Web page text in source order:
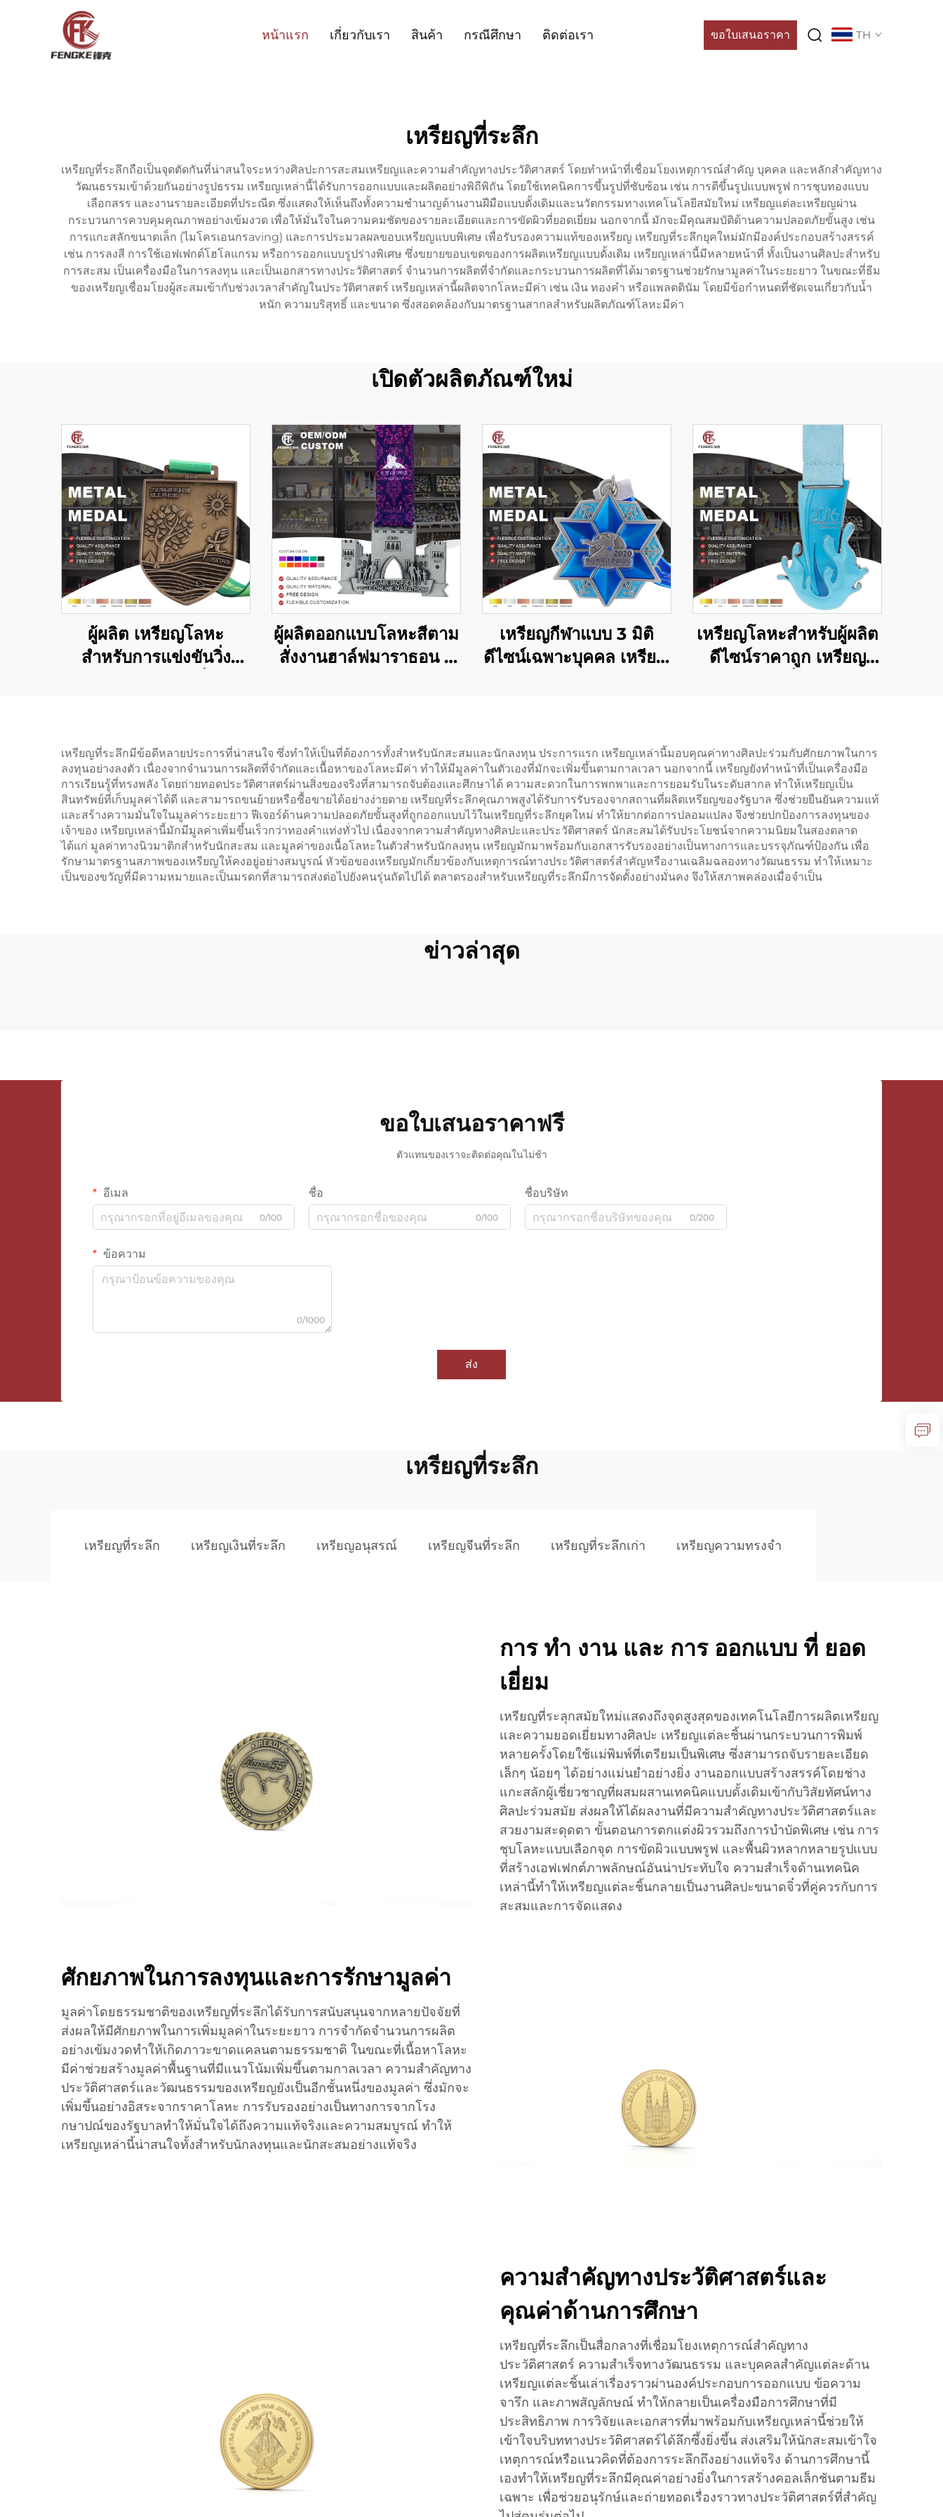
หน้าแรก เกี่ยวกับเรา สินค้า กรณีศึกษา ติดต่อเรา ขอใบเสนอราคา TH
เหรียญที่ระลึก
เหรียญที่ระลึกถือเป็นจุดตัดกันที่น่าสนใจระหว่างศิลปะการสะสมเหรียญและความสำคัญทางประวัติศาสตร์ โดยทำหน้าที่เชื่อมโยงเหตุการณ์สำคัญ บุคคล และหลักสำคัญทาง
วัฒนธรรมเข้าด้วยกันอย่างรูปธรรม เหรียญเหล่านี้ได้รับการออกแบบและผลิตอย่างพิถีพิถัน โดยใช้เทคนิคการขึ้นรูปที่ซับซ้อน เช่น การตีขึ้นรูปแบบพรูฟ การชุบทองแบบ
เลือกสรร และงานรายละเอียดที่ประณีต ซึ่งแสดงให้เห็นถึงทั้งความชำนาญด้านงานฝีมือแบบดั้งเดิมและนวัตกรรมทางเทคโนโลยีสมัยใหม่ เหรียญแต่ละเหรียญผ่าน
กระบวนการควบคุมคุณภาพอย่างเข้มงวด เพื่อให้มั่นใจในความคมชัดของรายละเอียดและการขัดผิวที่ยอดเยี่ยม นอกจากนี้ มักจะมีคุณสมบัติด้านความปลอดภัยขั้นสูง เช่น
การแกะสลักขนาดเล็ก (ไมโครเอนกรaving) และการประมวลผลขอบเหรียญแบบพิเศษ เพื่อรับรองความแท้ของเหรียญ เหรียญที่ระลึกยุคใหม่มักมีองค์ประกอบสร้างสรรค์
เช่น การลงสี การใช้เอฟเฟกต์โฮโลแกรม หรือการออกแบบรูปร่างพิเศษ ซึ่งขยายขอบเขตของการผลิตเหรียญแบบดั้งเดิม เหรียญเหล่านี้มีหลายหน้าที่ ทั้งเป็นงานศิลปะสำหรับ
การสะสม เป็นเครื่องมือในการลงทุน และเป็นเอกสารทางประวัติศาสตร์ จำนวนการผลิตที่จำกัดและกระบวนการผลิตที่ได้มาตรฐานช่วยรักษามูลค่าในระยะยาว ในขณะที่ธีม
ของเหรียญเชื่อมโยงผู้สะสมเข้ากับช่วงเวลาสำคัญในประวัติศาสตร์ เหรียญเหล่านี้ผลิตจากโลหะมีค่า เช่น เงิน ทองคำ หรือแพลตตินัม โดยมีข้อกำหนดที่ชัดเจนเกี่ยวกับน้ำ
หนัก ความบริสุทธิ์ และขนาด ซึ่งสอดคล้องกับมาตรฐานสากลสำหรับผลิตภัณฑ์โลหะมีค่า
เปิดตัวผลิตภัณฑ์ใหม่
ผู้ผลิต เหรียญโลหะ
สำหรับการแข่งขันวิ่ง
ผู้ผลิตออกแบบโลหะสีตาม
สั่งงานฮาล์ฟมาราธอน 5
เหรียญกีฬาแบบ 3 มิติ
ดีไซน์เฉพาะบุคคล เหรียญ
เหรียญโลหะสำหรับผู้ผลิต
ดีไซน์ราคาถูก เหรียญ
เหรียญที่ระลึกมีข้อดีหลายประการที่น่าสนใจ ซึ่งทำให้เป็นที่ต้องการทั้งสำหรับนักสะสมและนักลงทุน ประการแรก เหรียญเหล่านี้มอบคุณค่าทางศิลปะร่วมกับศักยภาพในการ
ลงทุนอย่างลงตัว เนื่องจากจำนวนการผลิตที่จำกัดและเนื้อหาของโลหะมีค่า ทำให้มีมูลค่าในตัวเองที่มักจะเพิ่มขึ้นตามกาลเวลา นอกจากนี้ เหรียญยังทำหน้าที่เป็นเครื่องมือ
การเรียนรู้ที่ทรงพลัง โดยถ่ายทอดประวัติศาสตร์ผ่านสิ่งของจริงที่สามารถจับต้องและศึกษาได้ ความสะดวกในการพกพาและการยอมรับในระดับสากล ทำให้เหรียญเป็น
สินทรัพย์ที่เก็บมูลค่าได้ดี และสามารถขนย้ายหรือซื้อขายได้อย่างง่ายดาย เหรียญที่ระลึกคุณภาพสูงได้รับการรับรองจากสถานที่ผลิตเหรียญของรัฐบาล ซึ่งช่วยยืนยันความแท้
และสร้างความมั่นใจในมูลค่าระยะยาว ฟีเจอร์ด้านความปลอดภัยขั้นสูงที่ถูกออกแบบไว้ในเหรียญที่ระลึกยุคใหม่ ทำให้ยากต่อการปลอมแปลง จึงช่วยปกป้องการลงทุนของ
เจ้าของ เหรียญเหล่านี้มักมีมูลค่าเพิ่มขึ้นเร็วกว่าทองคำแท่งทั่วไป เนื่องจากความสำคัญทางศิลปะและประวัติศาสตร์ นักสะสมได้รับประโยชน์จากความนิยมในสองตลาด
ได้แก่ มูลค่าทางนิวมาติกสำหรับนักสะสม และมูลค่าของเนื้อโลหะในตัวสำหรับนักลงทุน เหรียญมักมาพร้อมกับเอกสารรับรองอย่างเป็นทางการและบรรจุภัณฑ์ป้องกัน เพื่อ
รักษามาตรฐานสภาพของเหรียญให้คงอยู่อย่างสมบูรณ์ หัวข้อของเหรียญมักเกี่ยวข้องกับเหตุการณ์ทางประวัติศาสตร์สำคัญหรืองานเฉลิมฉลองทางวัฒนธรรม ทำให้เหมาะ
เป็นของขวัญที่มีความหมายและเป็นมรดกที่สามารถส่งต่อไปยังคนรุ่นถัดไปได้ ตลาดรองสำหรับเหรียญที่ระลึกมีการจัดตั้งอย่างมั่นคง จึงให้สภาพคล่องเมื่อจำเป็น
ข่าวล่าสุด
ขอใบเสนอราคาฟรี
ตัวแทนของเราจะติดต่อคุณในไม่ช้า
อีเมล
0/100
ชื่อ
0/100
ชื่อบริษัท
0/200
ข้อความ
0/1000
ส่ง
เหรียญที่ระลึก
เหรียญที่ระลึก เหรียญเงินที่ระลึก เหรียญอนุสรณ์ เหรียญจีนที่ระลึก เหรียญที่ระลึกเก่า เหรียญความทรงจำ
การ ทํา งาน และ การ ออกแบบ ที่ ยอด
เยี่ยม
เหรียญที่ระลุกสมัยใหม่แสดงถึงจุดสูงสุดของเทคโนโลยีการผลิตเหรียญ
และความยอดเยี่ยมทางศิลปะ เหรียญแต่ละชิ้นผ่านกระบวนการพิมพ์
หลายครั้งโดยใช้แม่พิมพ์ที่เตรียมเป็นพิเศษ ซึ่งสามารถจับรายละเอียด
เล็กๆ น้อยๆ ได้อย่างแม่นยำอย่างยิ่ง งานออกแบบสร้างสรรค์โดยช่าง
แกะสลักผู้เชี่ยวชาญที่ผสมผสานเทคนิคแบบดั้งเดิมเข้ากับวิสัยทัศน์ทาง
ศิลปะร่วมสมัย ส่งผลให้ได้ผลงานที่มีความสำคัญทางประวัติศาสตร์และ
สวยงามสะดุดตา ขั้นตอนการตกแต่งผิวรวมถึงการบำบัดพิเศษ เช่น การ
ชุบโลหะแบบเลือกจุด การขัดผิวแบบพรูฟ และพื้นผิวหลากหลายรูปแบบ
ที่สร้างเอฟเฟกต์ภาพลักษณ์อันน่าประทับใจ ความสำเร็จด้านเทคนิค
เหล่านี้ทำให้เหรียญแต่ละชิ้นกลายเป็นงานศิลปะขนาดจิ๋วที่คู่ควรกับการ
สะสมและการจัดแสดง
ศักยภาพในการลงทุนและการรักษามูลค่า
มูลค่าโดยธรรมชาติของเหรียญที่ระลึกได้รับการสนับสนุนจากหลายปัจจัยที่
ส่งผลให้มีศักยภาพในการเพิ่มมูลค่าในระยะยาว การจำกัดจำนวนการผลิต
อย่างเข้มงวดทำให้เกิดภาวะขาดแคลนตามธรรมชาติ ในขณะที่เนื้อหาโลหะ
มีค่าช่วยสร้างมูลค่าพื้นฐานที่มีแนวโน้มเพิ่มขึ้นตามกาลเวลา ความสำคัญทาง
ประวัติศาสตร์และวัฒนธรรมของเหรียญยังเป็นอีกชั้นหนึ่งของมูลค่า ซึ่งมักจะ
เพิ่มขึ้นอย่างอิสระจากราคาโลหะ การรับรองอย่างเป็นทางการจากโรง
กษาปณ์ของรัฐบาลทำให้มั่นใจได้ถึงความแท้จริงและความสมบูรณ์ ทำให้
เหรียญเหล่านี้น่าสนใจทั้งสำหรับนักลงทุนและนักสะสมอย่างแท้จริง
ความสำคัญทางประวัติศาสตร์และ
คุณค่าด้านการศึกษา
เหรียญที่ระลึกเป็นสื่อกลางที่เชื่อมโยงเหตุการณ์สำคัญทาง
ประวัติศาสตร์ ความสำเร็จทางวัฒนธรรม และบุคคลสำคัญแต่ละด้าน
เหรียญแต่ละชิ้นเล่าเรื่องราวผ่านองค์ประกอบการออกแบบ ข้อความ
จารึก และภาพสัญลักษณ์ ทำให้กลายเป็นเครื่องมือการศึกษาที่มี
ประสิทธิภาพ การวิจัยและเอกสารที่มาพร้อมกับเหรียญเหล่านี้ช่วยให้
เข้าใจบริบททางประวัติศาสตร์ได้ลึกซึ้งยิ่งขึ้น ส่งเสริมให้นักสะสมเข้าใจ
เหตุการณ์หรือแนวคิดที่ต้องการระลึกถึงอย่างแท้จริง ด้านการศึกษานี้
เองทำให้เหรียญที่ระลึกมีคุณค่าอย่างยิ่งในการสร้างคอลเล็กชันตามธีม
เฉพาะ เพื่อช่วยอนุรักษ์และถ่ายทอดเรื่องราวทางประวัติศาสตร์ที่สำคัญ